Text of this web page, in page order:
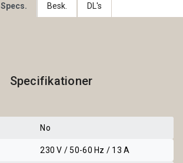
Specs. Besk. DL's
Specifikationer
No
230 V / 50-60 Hz / 13 A